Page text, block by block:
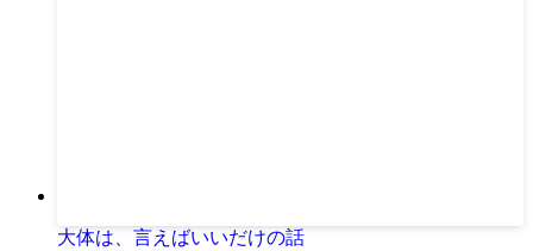
大体は、言えばいいだけの話